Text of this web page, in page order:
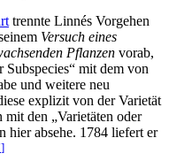
trennte Linnés Vorgehen
Versuch eines
Pflanzen vorab,
Subspecies“ mit dem von
und weitere neu
explizit von der Varietät
mit den „Varietäten oder
hier absehe. 1784 liefert er
]